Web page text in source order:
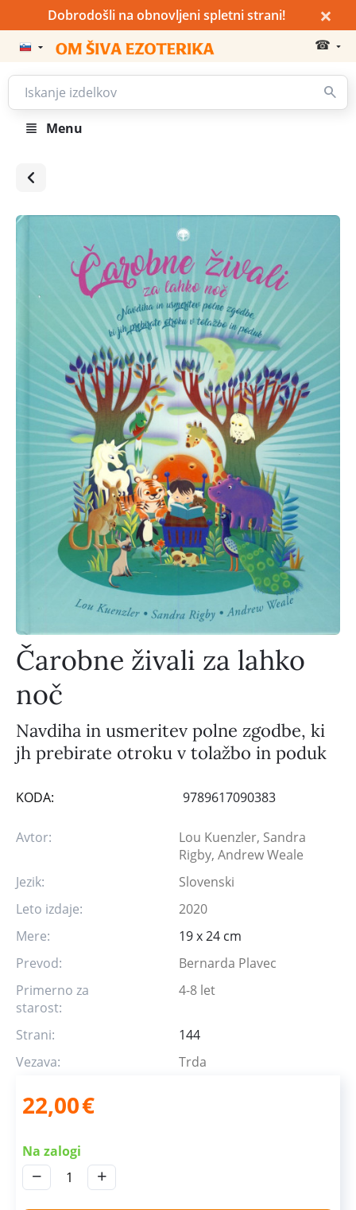
Dobrodošli na obnovljeni spletni strani! ×
☎
Menu
Čarobne živali za lahko
noč
Navdiha in usmeritev polne zgodbe, ki
jh prebirate otroku v tolažbo in poduk
KODA: 9789617090383
Avtor:
Lou Kuenzler, Sandra
Rigby, Andrew Weale
Jezik:
Slovenski
Leto izdaje:
2020
Mere:
19 x 24 cm
Prevod:
Bernarda Plavec
Primerno za
starost:
4-8 let
Strani:
144
Vezava:
Trda
22,00€
Na zalogi
+
−